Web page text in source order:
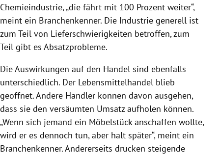
Chemieindustrie, „die fährt mit 100 Prozent weiter“,
meint ein Branchenkenner. Die Industrie generell ist
zum Teil von Lieferschwierigkeiten betroffen, zum
Teil gibt es Absatzprobleme.
Die Auswirkungen auf den Handel sind ebenfalls
unterschiedlich. Der Lebensmittelhandel blieb
geöffnet. Andere Händler können davon ausgehen,
dass sie den versäumten Umsatz aufholen können.
„Wenn sich jemand ein Möbelstück anschaffen wollte,
wird er es dennoch tun, aber halt später“, meint ein
Branchenkenner. Andererseits drücken steigende